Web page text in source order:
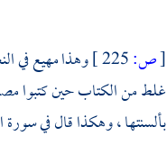
[ص:
وهذا مهيع في
غلط من الكتاب حين كتبوا
بألسنتها ، وهكذا قال في سورة